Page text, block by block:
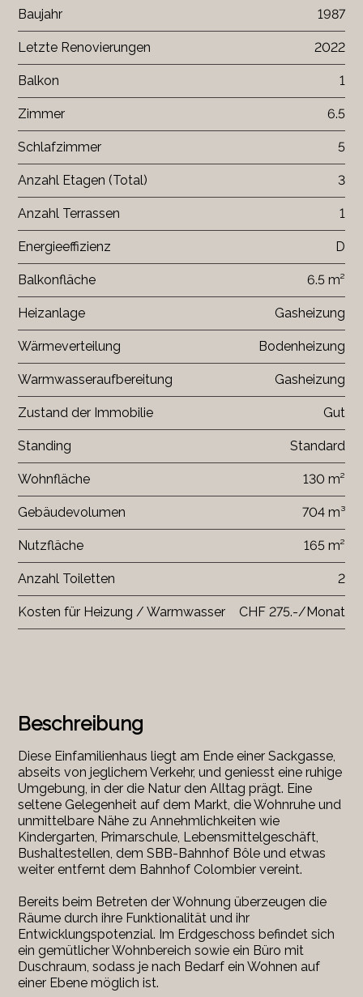
Beschreibung
Diese Einfamilienhaus liegt am Ende einer Sackgasse,
abseits von jeglichem Verkehr, und geniesst eine ruhige
Umgebung, in der die Natur den Alltag prägt. Eine
seltene Gelegenheit auf dem Markt, die Wohnruhe und
unmittelbare Nähe zu Annehmlichkeiten wie
Kindergarten, Primarschule, Lebensmittelgeschäft,
Bushaltestellen, dem SBB-Bahnhof Bôle und etwas
weiter entfernt dem Bahnhof Colombier vereint.
Bereits beim Betreten der Wohnung überzeugen die
Räume durch ihre Funktionalität und ihr
Entwicklungspotenzial. Im Erdgeschoss befindet sich
ein gemütlicher Wohnbereich sowie ein Büro mit
Duschraum, sodass je nach Bedarf ein Wohnen auf
einer Ebene möglich ist.
Baujahr 1987
Letzte Renovierungen 2022
Balkon 1
Zimmer 6.5
Schlafzimmer 5
Anzahl Etagen (Total) 3
Anzahl Terrassen 1
Energieeffizienz D
Balkonfläche 6.5 m²
Heizanlage Gasheizung
Wärmeverteilung Bodenheizung
Warmwasseraufbereitung Gasheizung
Zustand der Immobilie Gut
Standing Standard
Wohnfläche 130 m²
Gebäudevolumen 704 m³
Nutzfläche 165 m²
Anzahl Toiletten 2
Kosten für Heizung / Warmwasser CHF 275.-/Monat